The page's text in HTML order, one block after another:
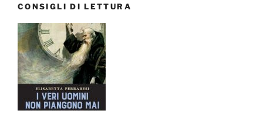
bordo”
CONSIGLI DI LETTURA